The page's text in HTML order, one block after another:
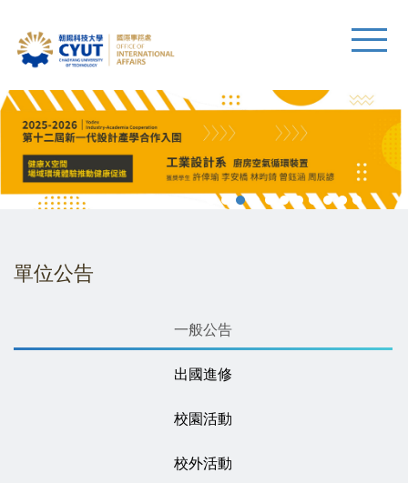
單位公告
一般公告
出國進修
校園活動
校外活動